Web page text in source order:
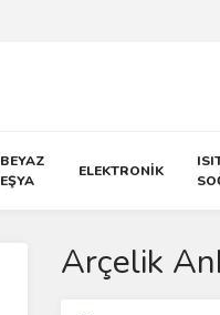
BEYAZ
EŞYA
ELEKTRONİK
Arçelik